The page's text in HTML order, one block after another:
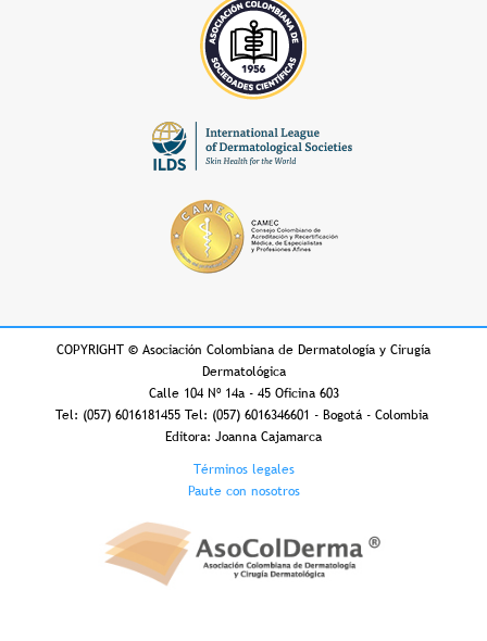
COPYRIGHT © Asociación Colombiana de Dermatología y Cirugía
Dermatológica
Calle 104 Nº 14a - 45 Oficina 603
Tel: (057) 6016181455 Tel: (057) 6016346601 - Bogotá - Colombia
Editora: Joanna Cajamarca
Términos legales
Paute con nosotros